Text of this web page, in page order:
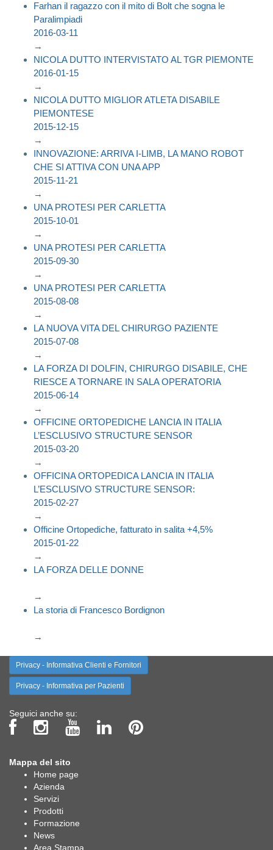
Farhan il ragazzo con il mito di Bolt che sogna le
Paralimpiadi
2016-03-11
→
NICOLA DUTTO INTERVISTATO AL TGR PIEMONTE
2016-01-15
→
NICOLA DUTTO MIGLIOR ATLETA DISABILE
PIEMONTESE
2015-12-15
→
INNOVAZIONE: ARRIVA I-LIMB, LA MANO ROBOT
CHE SI ATTIVA CON UNA APP
2015-11-21
→
UNA PROTESI PER CARLETTA
2015-10-01
→
UNA PROTESI PER CARLETTA
2015-09-30
→
UNA PROTESI PER CARLETTA
2015-08-08
→
LA NUOVA VITA DEL CHIRURGO PAZIENTE
2015-07-08
→
LA FORZA DI DOLFIN, CHIRURGO DISABILE, CHE
RIESCE A TORNARE IN SALA OPERATORIA
2015-06-14
→
OFFICINE ORTOPEDICHE LANCIA IN ITALIA
L’ESCLUSIVO STRUCTURE SENSOR
2015-03-20
→
OFFICINA ORTOPEDICA LANCIA IN ITALIA
L’ESCLUSIVO STRUCTURE SENSOR:
2015-02-27
→
Officine Ortopediche, fatturato in salita +4,5%
2015-01-22
→
LA FORZA DELLE DONNE
→
La storia di Francesco Bordignon
→
Privacy - Informativa Clienti e Fornitori
Privacy - Informativa per Pazienti
Seguici anche su:
Mappa del sito
Home page
Azienda
Servizi
Prodotti
Formazione
News
Area Stampa